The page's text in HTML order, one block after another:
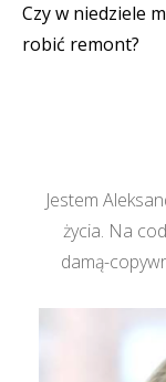
Nawigacja
Czy w niedziele
robić remont?
Jestem
życia. Na
damą-